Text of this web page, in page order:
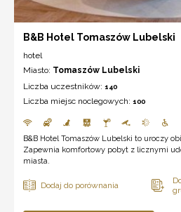
B&B Hotel Tomaszów Lubelski
hotel
Miasto: Tomaszów Lubelski
Liczba uczestników: 140
Liczba miejsc noclegowych: 100
B&B Hotel Tomaszów Lubelski to uroczy
Zapewnia komfortowy pobyt z licznymi
miasta.